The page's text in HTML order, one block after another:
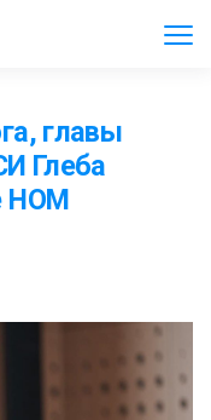
главы
Глеба
НОМ